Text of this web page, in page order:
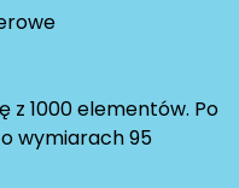
z 1000 elementów. Po
wymiarach 95